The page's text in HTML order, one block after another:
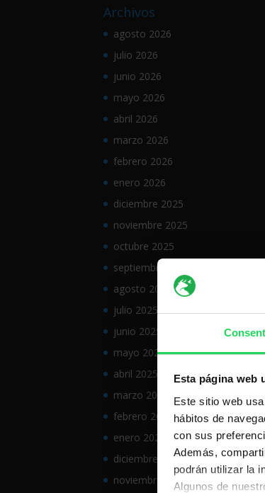
Esta página web
Este sitio web
hábitos de
con sus
Además,
podrán utilizar la
Algunos de
Archivos
agosto 2026
julio 2026
junio 2026
mayo 2026
abril 2026
marzo 2026
febrero 2026
enero 2026
diciembre 2025
noviembre 2025
octubre 2025
septiembre 2025
agosto 2025
julio 2025
junio 2025
mayo 2025
abril 2025
marzo 2025
febrero 2025
enero 2025
diciembre 2024
noviembre 2024